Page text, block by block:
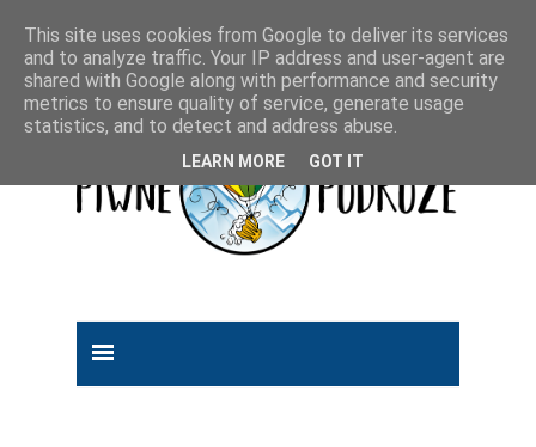
This site uses cookies from Google to deliver its services
and to analyze traffic. Your IP address and user-agent are
shared with Google along with performance and security
metrics to ensure quality of service, generate usage
statistics, and to detect and address abuse.
LEARN MORE GOT IT